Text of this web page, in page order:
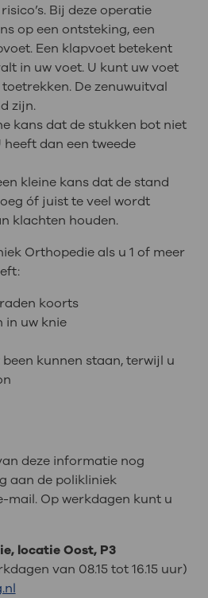
Bij deze operatie
op een ontsteking, een
Een klapvoet betekent
in uw voet. U kunt uw voet
De zenuwuitval
zijn.
kans dat de stukken bot niet
dan een tweede
kleine kans dat de stand
óf juist te veel wordt
klachten houden.
Orthopedie als u 1 of meer
koorts
in uw knie
kunnen staan, terwijl u
deze informatie nog
aan de polikliniek
mail. Op werkdagen kunt u
locatie Oost, P3
van 08.15 tot 16.15 uur)